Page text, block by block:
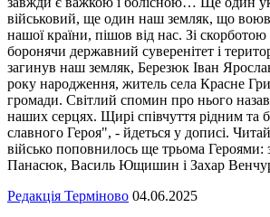
військовий, ще один наш земляк, що
нашої країни, пішов від нас. Зі
боронячи державний суверенітет і
загинув наш земляк, Березюк Іван
року народження, житель села Красне
громади. Світлий спомин про нього
наших серцях. Щирі співчуття рідним та
славного Героя", - йдеться у дописі.
військо поповнилось ще трьома Героями:
Панасюк, Василь Ющишин і Захар
Редакція Терміново 04.06.2025